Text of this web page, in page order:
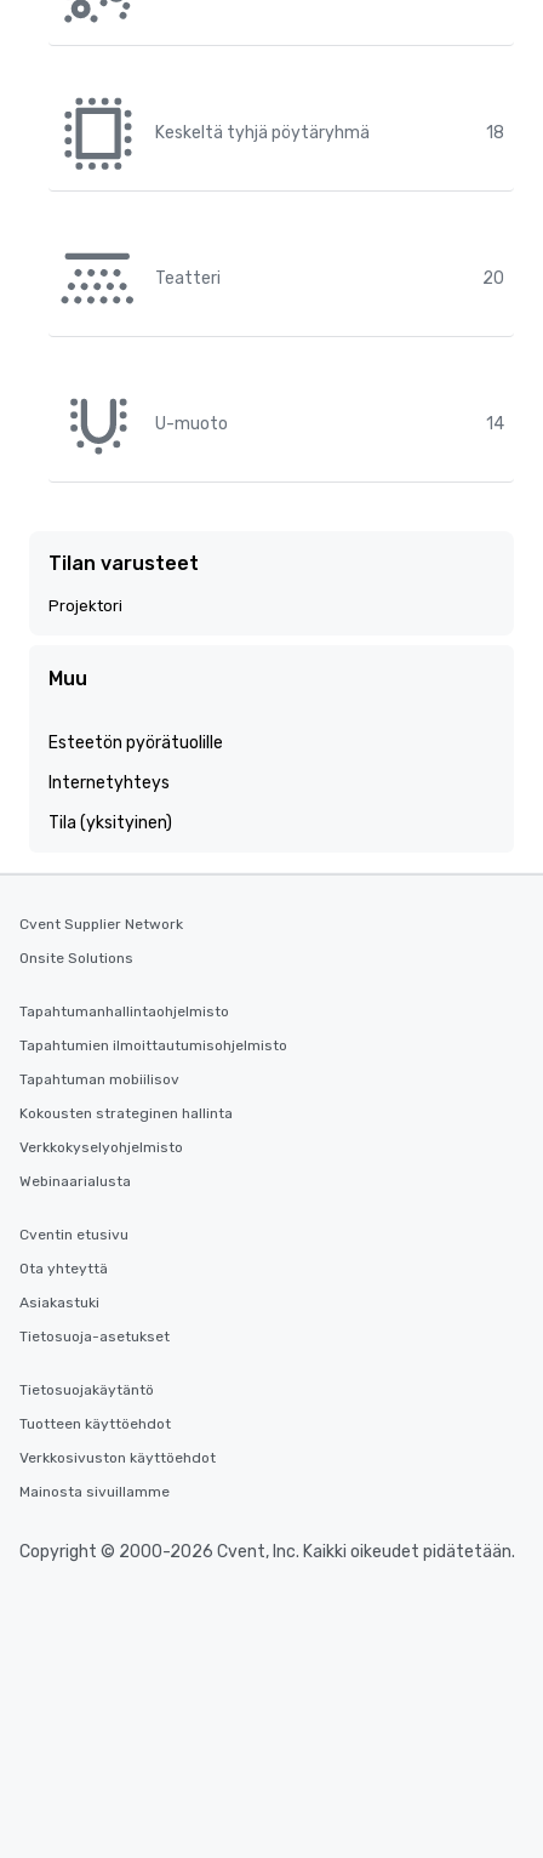
Keskeltä tyhjä pöytäryhmä 18
Teatteri 20
U-muoto 14
Tilan varusteet
Projektori
Muu
Esteetön pyörätuolille
Internetyhteys
Tila (yksityinen)
Cvent Supplier Network
Onsite Solutions
Tapahtumanhallintaohjelmisto
Tapahtumien ilmoittautumisohjelmisto
Tapahtuman mobiilisov
Kokousten strateginen hallinta
Verkkokyselyohjelmisto
Webinaarialusta
Cventin etusivu
Ota yhteyttä
Asiakastuki
Tietosuoja-asetukset
Tietosuojakäytäntö
Tuotteen käyttöehdot
Verkkosivuston käyttöehdot
Mainosta sivuillamme
Copyright © 2000-2026 Cvent, Inc. Kaikki oikeudet pidätetään.